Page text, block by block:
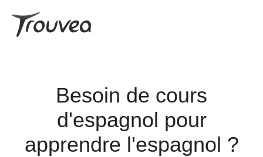
Besoin de cours
d'espagnol pour
apprendre l'espagnol ?